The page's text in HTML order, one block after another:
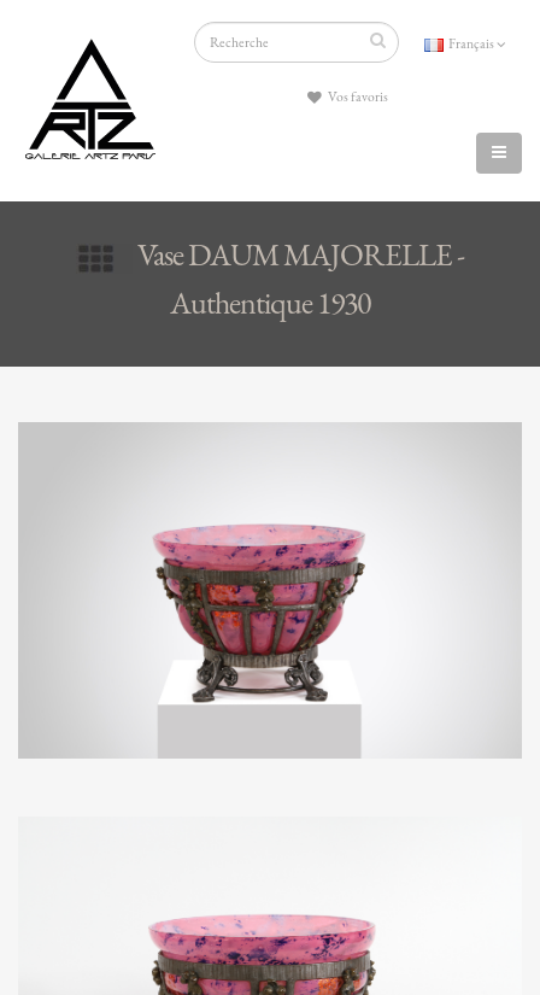
Français
Vos favoris
Vase DAUM MAJORELLE -
Authentique 1930